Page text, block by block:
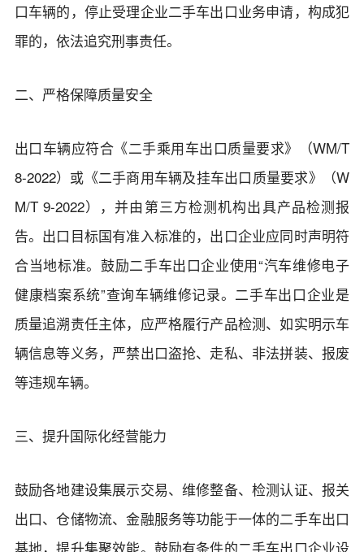
口车辆的，停止受理企业二手车出口业务申请，构成犯
罪的，依法追究刑事责任。
二、严格保障质量安全
出口车辆应符合《二手乘用车出口质量要求》（WM/T
8-2022）或《二手商用车辆及挂车出口质量要求》（W
M/T 9-2022），并由第三方检测机构出具产品检测报
告。出口目标国有准入标准的，出口企业应同时声明符
合当地标准。鼓励二手车出口企业使用“汽车维修电子
健康档案系统”查询车辆维修记录。二手车出口企业是
质量追溯责任主体，应严格履行产品检测、如实明示车
辆信息等义务，严禁出口盗抢、走私、非法拼装、报废
等违规车辆。
三、提升国际化经营能力
鼓励各地建设集展示交易、维修整备、检测认证、报关
出口、仓储物流、金融服务等功能于一体的二手车出口
基地，提升集聚效能。鼓励有条件的二手车出口企业设